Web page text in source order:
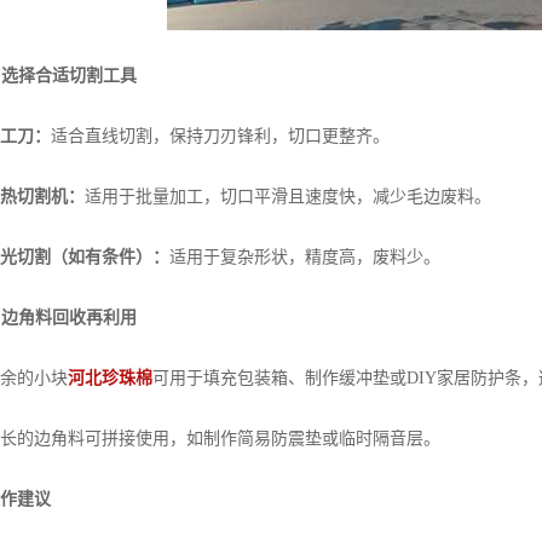
择合适切割工具
刀： 适合直线切割，保持刀刃锋利，切口更整齐。
切割机： 适用于批量加工，切口平滑且速度快，减少毛边废料。
切割（如有条件）： 适用于复杂形状，精度高，废料少。
角料回收再利用
小块河北珍珠棉可用于填充包装箱、制作缓冲垫或DIY家居防护条
边角料可拼接使用，如制作简易防震垫或临时隔音层。
建议